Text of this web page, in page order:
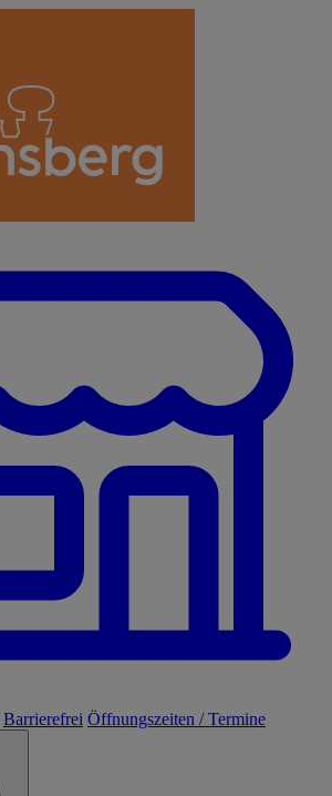
Barrierefrei Öffnungszeiten / Termine